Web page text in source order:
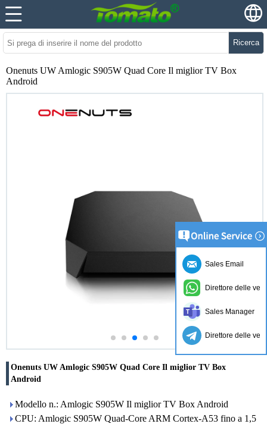
Ricerca
Onenuts UW Amlogic S905W Quad Core Il miglior TV Box
Android
Onenuts UW Amlogic S905W Quad Core Il miglior TV Box
Android
Modello n.: Amlogic S905W Il miglior TV Box Android
CPU: Amlogic S905W Quad-Core ARM Cortex-A53 fino a 1,5
Sales Email
Direttore delle
Sales Manager
Direttore delle